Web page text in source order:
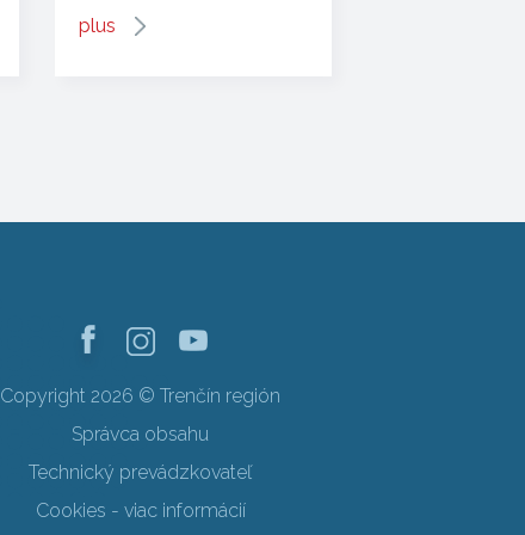
plus
Copyright 2026 © Trenčín región
Správca obsahu
Technický prevádzkovateľ
Cookies - viac informácií